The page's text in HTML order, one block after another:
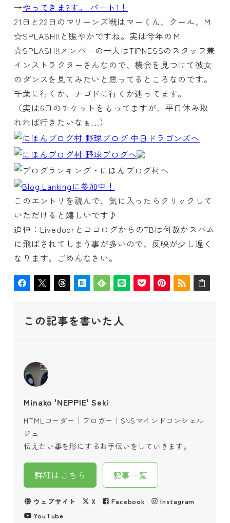
→やってきま?す。 パート1！
21日と22日のマリーンズ戦はマーくん、クール、Ｍ
☆SPLASH!!と賑やかですね。実は今年のＭ
☆SPLASH!!メンバーの一人はTIPNESSのスタッフ兼
インストラクターさんなので、機会を見つけて彼女
のダンスを見てみたいと思ってるところなのです。
千葉に行くか、ナゴドに行くか迷ってます。
（実は6日のチケットをもってますが、平日休み取
れれば行きたいなぁ…）
このエントリを読んで、気に入ったらクリックして
いただけると嬉しいです♪
追伸：LivedoorとココログからのTBは何故かスパム
に飛ばされてしまう事が多いので、反映が少し遅く
なります。ごめんなさい。
この記事を書いた人
Minako 'NEPPIE' Seki
HTMLコーダー｜ブロガー｜SNSマインドコンシェル
ジュ
伝えたい事を形にするお手伝いをしていきます。
詳細はこちら 記事一覧
ウェブサイト X Facebook
Instagram
YouTube